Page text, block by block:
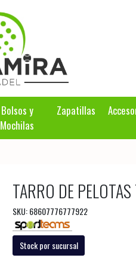
Bolsos y
Mochilas
Zapatillas
TARRO DE
SKU: 68607776777922
Stock por sucursal